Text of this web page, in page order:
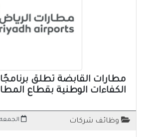
مطارات القابضة تطلق برنامجًا
الكفاءات الوطنية بقطاع
وظائف شركات الجمعه ١٤٤٧/٢/١٩ هـ